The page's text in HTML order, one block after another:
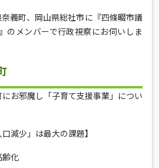
義町、岡山県総社市に『四條畷市議
のメンバーで行政視察にお伺いしま
お邪魔し「子育て支援事業」につい
減少」は最大の課題】
齢化